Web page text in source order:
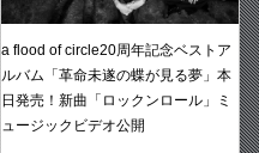
a flood of circle20周年記念ベストア
ルバム「革命未遂の蝶が見る夢」本
日発売！新曲「ロックンロール」ミ
ュージックビデオ公開